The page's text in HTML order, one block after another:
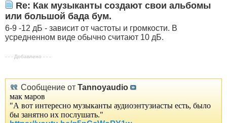
Re: Как музыканты создают свои альбомы
или большой бада бум.
6-9 -12 дБ - зависит от частоты и громкости. В
усредненном виде обычно считают 10 дБ.
- - - Добавлено - - -
Сообщение от Tannoyaudio
мак маров
"А вот интересно музыканты аудиоэнтузиасты есть, было
бы занятно их послушать."